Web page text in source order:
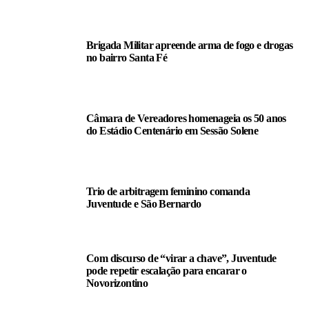
Brigada Militar apreende arma de fogo e drogas
no bairro Santa Fé
Câmara de Vereadores homenageia os 50 anos
do Estádio Centenário em Sessão Solene
Trio de arbitragem feminino comanda
Juventude e São Bernardo
Com discurso de “virar a chave”, Juventude
pode repetir escalação para encarar o
Novorizontino